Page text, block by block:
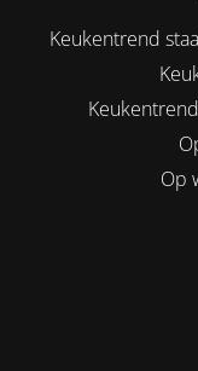
Keukentrend
Op